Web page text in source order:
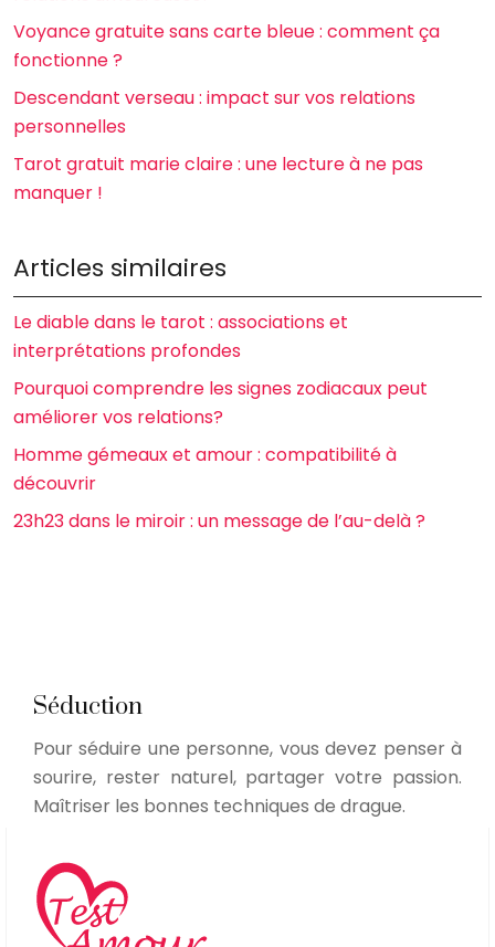
Voyance gratuite sans carte bleue : comment ça
fonctionne ?
Descendant verseau : impact sur vos relations
personnelles
Tarot gratuit marie claire : une lecture à ne pas
manquer !
Articles similaires
Le diable dans le tarot : associations et
interprétations profondes
Pourquoi comprendre les signes zodiacaux peut
améliorer vos relations?
Homme gémeaux et amour : compatibilité à
découvrir
23h23 dans le miroir : un message de l’au-delà ?
Séduction
Pour séduire une personne, vous devez penser à
sourire, rester naturel, partager votre passion.
Maîtriser les bonnes techniques de drague.